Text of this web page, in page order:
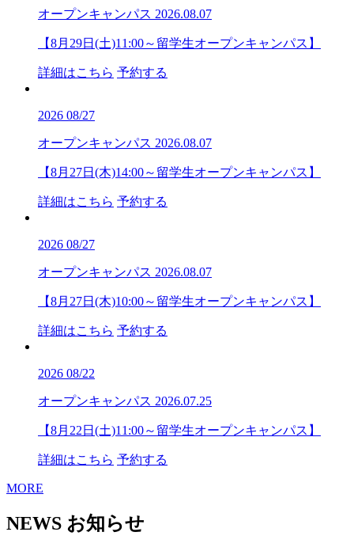
オープンキャンパス 2026.08.07
【8月29日(土)11:00～留学生オープンキャンパス】
詳細はこちら 予約する
2026 08/27
オープンキャンパス 2026.08.07
【8月27日(木)14:00～留学生オープンキャンパス】
詳細はこちら 予約する
2026 08/27
オープンキャンパス 2026.08.07
【8月27日(木)10:00～留学生オープンキャンパス】
詳細はこちら 予約する
2026 08/22
オープンキャンパス 2026.07.25
【8月22日(土)11:00～留学生オープンキャンパス】
詳細はこちら 予約する
MORE
NEWS お知らせ